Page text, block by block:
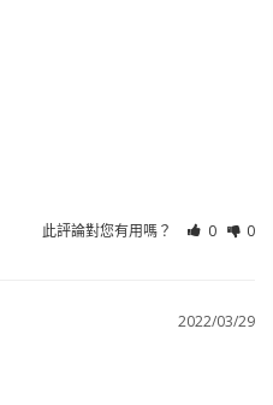
此評論對您有用嗎？ 0 0
2022/03/29